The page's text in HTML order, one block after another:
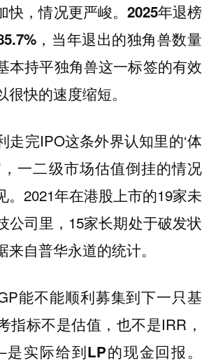
，情况更严峻。 2025年退榜
，当年退出的独角兽数量
本持平独角兽这一标签的有效
快的速度缩短。
走完IPO这条外界认知里的‘体
一二级市场估值倒挂的情况
。2021年在港股上市的19家未
公司里，15家长期处于破发状
自普华永道的统计。
能不能顺利募集到下一只基
指标不是估值，也不是IRR，
是实际给到LP的现金回报 。